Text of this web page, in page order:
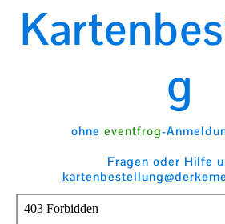
g
ohne eventfrog-
Fragen oder Hilfe